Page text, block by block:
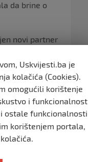
da brine o
novi partner
tučnjavi i
i da stalno
crtao krv,
Uskvijesti.ba je
kolačića (Cookies).
omogućili korištenje
i funkcionalnost
ostale funkcionalnosti
korištenjem portala,